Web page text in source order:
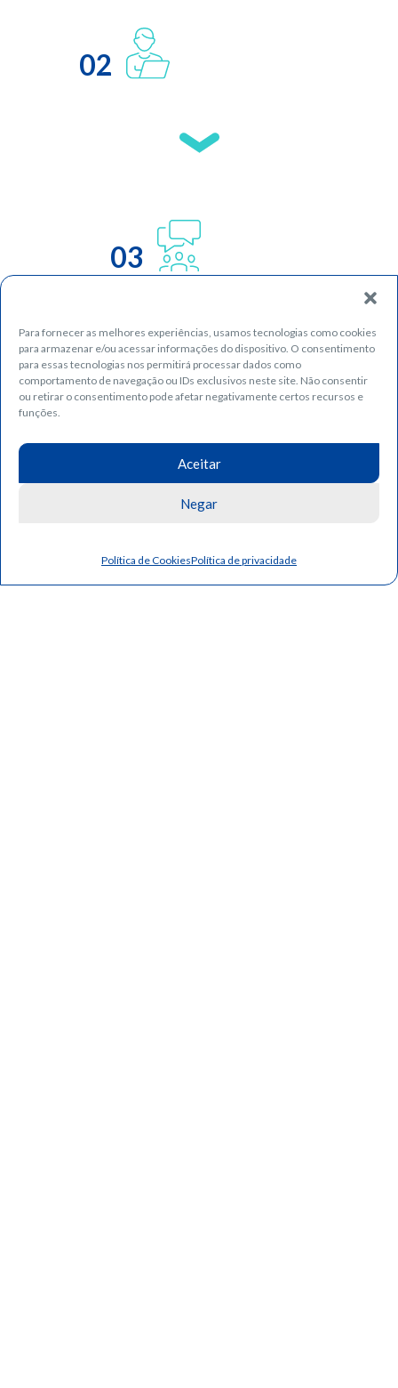
Para fornecer as melhores experiências, usamos tecnologias como cookies
para armazenar e/ou acessar informações do dispositivo. O consentimento
para essas tecnologias nos permitirá processar dados como
comportamento de navegação ou IDs exclusivos neste site. Não consentir
ou retirar o consentimento pode afetar negativamente certos recursos e
funções.
Aceitar
Negar
Política de CookiesPolítica de privacidade
02
03
04
05